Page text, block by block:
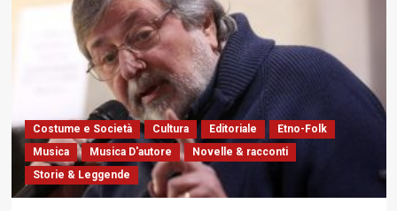
Costume e Società Cultura Editoriale
Etno-Folk
Musica
Musica D'autore
Novelle & racconti
Storie & Leggende